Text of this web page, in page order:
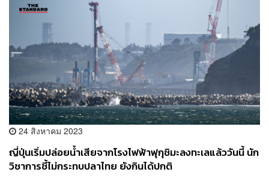
24 สิงหาคม 2023
ญี่ปุ่นเริ่มปล่อยน้ำเสียจากโรงไฟฟ้าฟุกุชิมะลงทะเลแล้ววันนี้ นัก
วิชาการชี้ไม่กระทบปลาไทย ยังกินได้ปกติ